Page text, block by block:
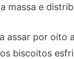
massa e
assar por oito
biscoitos